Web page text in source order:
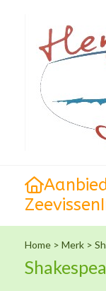
Zeevissen
Home > Merk >